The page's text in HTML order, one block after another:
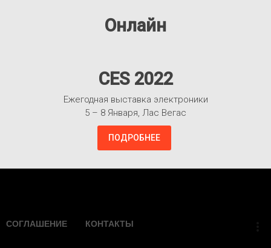
Онлайн
CES 2022
Ежегодная выставка электроники
5 – 8 Января, Лас Вегас
ПОДРОБНЕЕ
СОГЛАШЕНИЕ КОНТАКТЫ